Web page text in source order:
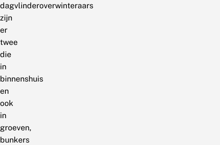
dagvlinderoverwinteraars
zijn
er
twee
die
in
binnenshuis
en
ook
in
groeven,
bunkers